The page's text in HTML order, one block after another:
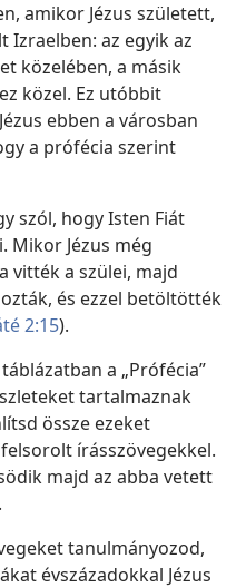
amikor Jézus született,
Izraelben: az egyik az
közelében, a másik
közel. Ez utóbbit
ebben a városban
a prófécia szerint
szól, hogy Isten Fiát
Mikor Jézus még
vitték a szülei, majd
és ezzel betöltötték
2:15).
a „Prófécia”
tartalmaznak
össze ezeket
írásszövegekkel.
majd az abba vetett
tanulmányozod,
évszázadokkal Jézus